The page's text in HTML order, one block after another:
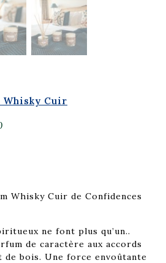
Whisky Cuir
Whisky Cuir de Confidences
ne font plus qu’un..
de caractère aux accords
de bois. Une force envoûtante